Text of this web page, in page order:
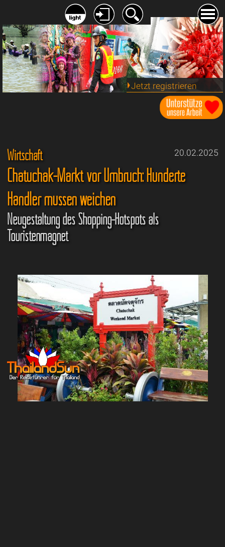
Jetzt registrieren
20.02.2025
Wirtschaft
Chatuchak-Markt vor Umbruch: Hunderte
Händler müssen weichen
Neugestaltung des Shopping-Hotspots als
Touristenmagnet